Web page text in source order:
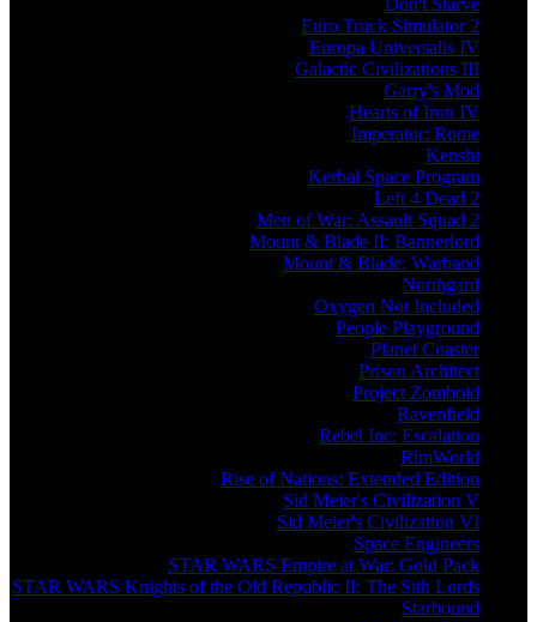
Don't Starve
Euro Truck Simulator 2
Europa Universalis IV
Galactic Civilizations III
Garry's Mod
Hearts of Iron IV
Imperator: Rome
Kenshi
Kerbal Space Program
Left 4 Dead 2
Men of War: Assault Squad 2
Mount & Blade II: Bannerlord
Mount & Blade: Warband
Northgard
Oxygen Not Included
People Playground
Planet Coaster
Prison Architect
Project Zomboid
Ravenfield
Rebel Inc: Escalation
RimWorld
Rise of Nations: Extended Edition
Sid Meier's Civilization V
Sid Meier's Civilization VI
Space Engineers
STAR WARS Empire at War: Gold Pack
STAR WARS Knights of the Old Republic II: The Sith Lords
Starbound